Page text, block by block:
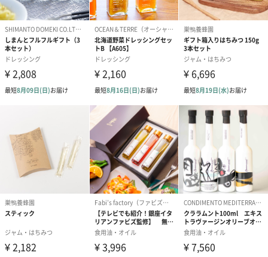
内容量
3000g
お届け内容
・糀ドレッシング145ｍｌ×1本
・能登のぽんず145ｍｌ×1本
・米飴しょうゆ145ｍｌ×1本
・能登の醤油145ｍｌ×1本
・糀のディップソース70ｇ×1個
・糀とごまのディップソース70ｇ×1個
・おかずみそ（とうがらし）80ｇ×1個
WDH(幅/奥
行/高さ) ※外
箱に入った状
294mm/237mm/70mm
外装の形状
長方形の紙箱
賞味期限
製造日から
能登のぽんず：10か月
能登のお醤油、米飴しょうゆ：1年
糀ドレッシング、糀のディップソース、糀とごまのデ
ィップソース：10か月
おかずみそ：7か月